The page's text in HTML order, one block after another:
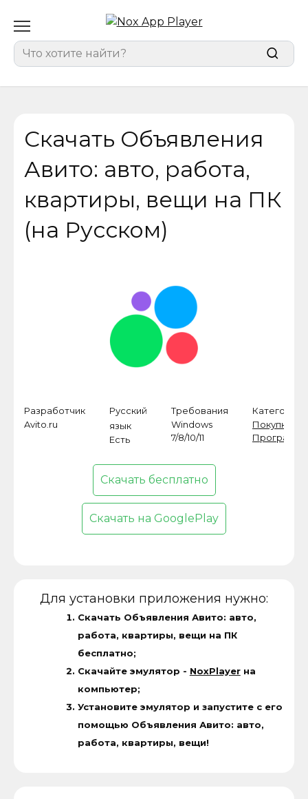
содержанию
for:
Скачать Объявления
Авито: авто, работа,
квартиры, вещи на ПК
(на Русском)
Разработчик
Avito.ru
Русский
язык
Есть
Требования
Windows
7/8/10/11
Категория
Покупки
Программы
Скачать бесплатно
Скачать на GooglePlay
Для установки приложения нужно:
Скачать Объявления Авито: авто,
работа, квартиры, вещи на ПК
бесплатно;
Скачайте эмулятор - NoxPlayerна
компьютер;
Установите эмулятор и запустите с его
помощью Объявления Авито: авто,
работа, квартиры, вещи!